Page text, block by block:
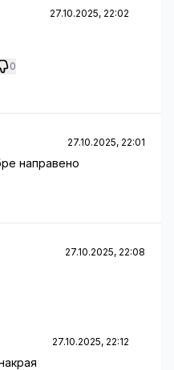
27.10.2025, 22:02
0
27.10.2025, 22:01
направено
27.10.2025, 22:08
27.10.2025, 22:12